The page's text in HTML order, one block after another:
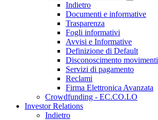
Indietro
Documenti e informative
Trasparenza
Fogli informativi
Avvisi e Informative
Definizione di Default
Disconoscimento movimenti
Servizi di pagamento
Reclami
Firma Elettronica Avanzata
Crowdfunding - EC.CO.LO
Investor Relations
Indietro